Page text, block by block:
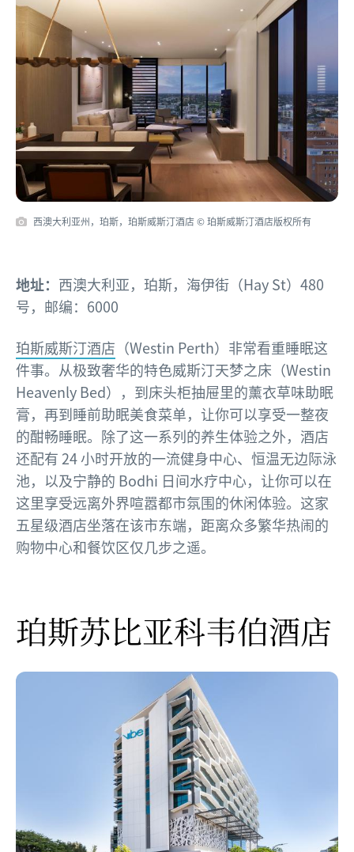
西澳大利亚州，珀斯，珀斯威斯汀酒店 © 珀斯威斯汀酒店版权所有
地址： 西澳大利亚，珀斯，海伊街（Hay St）480
号，邮编：6000
珀斯威斯汀酒店 （Westin Perth）非常看重睡眠这
件事。从极致奢华的特色威斯汀天梦之床（Westin
Heavenly Bed），到床头柜抽屉里的薰衣草味助眠
膏，再到睡前助眠美食菜单，让你可以享受一整夜
的酣畅睡眠。除了这一系列的养生体验之外，酒店
还配有 24 小时开放的一流健身中心、恒温无边际泳
池，以及宁静的 Bodhi 日间水疗中心，让你可以在
这里享受远离外界喧嚣都市氛围的休闲体验。这家
五星级酒店坐落在该市东端，距离众多繁华热闹的
购物中心和餐饮区仅几步之遥。
珀斯苏比亚科韦伯酒店